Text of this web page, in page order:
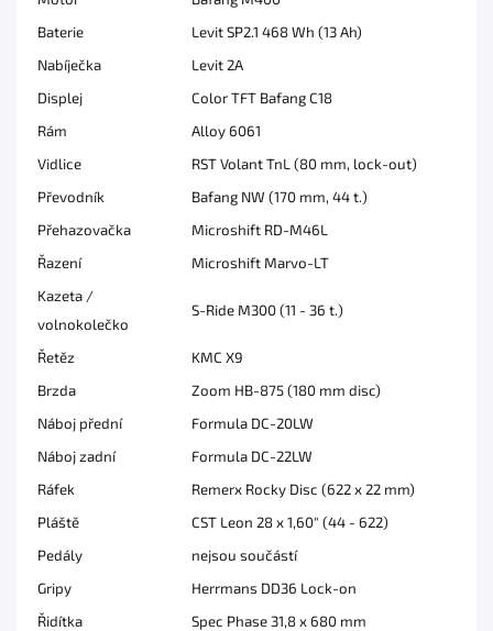
Baterie
Levit SP2.1 468 Wh (13 Ah)
Nabíječka
Levit 2A
Displej
Color TFT Bafang C18
Rám
Alloy 6061
Vidlice
RST Volant TnL (80 mm, lock-out)
Převodník
Bafang NW (170 mm, 44 t.)
Přehazovačka
Microshift RD-M46L
Řazení
Microshift Marvo-LT
Kazeta /
volnokolečko
S-Ride M300 (11 - 36 t.)
Řetěz
KMC X9
Brzda
Zoom HB-875 (180 mm disc)
Náboj přední
Formula DC-20LW
Náboj zadní
Formula DC-22LW
Ráfek
Remerx Rocky Disc (622 x 22 mm)
Pláště
CST Leon 28 x 1,60" (44 - 622)
Pedály
nejsou součástí
Gripy
Herrmans DD36 Lock-on
Řidítka
Spec Phase 31,8 x 680 mm